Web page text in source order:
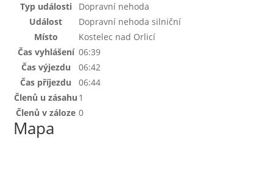
Typ události
Dopravní nehoda
Událost
Dopravní nehoda silniční
Místo
Kostelec nad Orlicí
Čas vyhlášení 06:39
Čas výjezdu
06:42
Čas příjezdu
06:44
Členů u zásahu 1
Členů v záloze 0
Mapa